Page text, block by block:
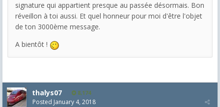
signature qui appartient presque au passée désormais. Bon
réveillon à toi aussi. Et quel honneur pour moi d'être l'objet
de ton 3000ème message.
A bientôt !
thalys07 8,174
Posted January 4, 2018